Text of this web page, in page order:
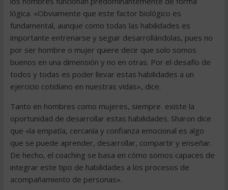
lógica. «Obviamente que este factor biológico es
fundamental, aunque como todas las habilidades es
importante entrenarse y seguir desarrollándolas, pues no
por ser hombre o mujer quiere decir que solo somos
buenos en una dimensión y no en otras. Por el desafío de
todos y todas es poder llevar estas habilidades a un
ejercicio cotidiano en nuestras vidas», dice.
Tanto en hombres como mujeres, siempre existe la
oportunidad de desarrollar estas habilidades. Sharon dice
que «la empatía, cercanía y confianza emocional es algo
que se puede aprender, desarrollar, compartir y enseñar.
De hecho, el coaching se basa en cómo somos capaces de
integrar este tipo de habilidades a los procesos de
acompañamiento de personas».